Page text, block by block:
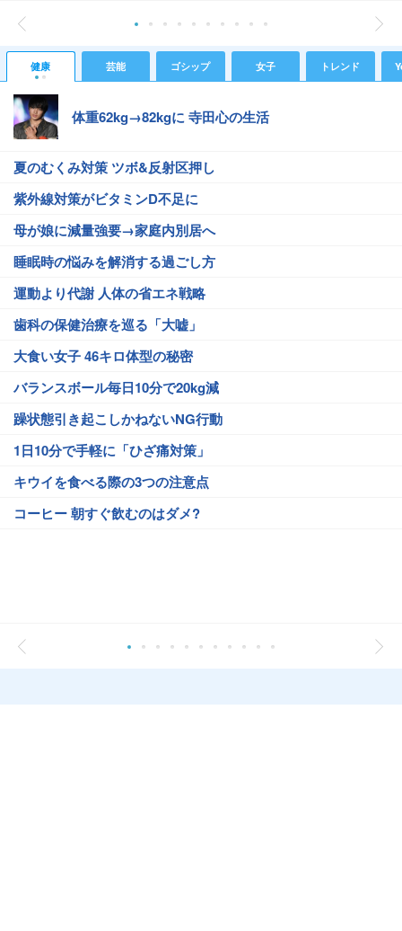
健康 芸能 ゴシップ 女子 トレンド
体重62kg→82kgに 寺田心の生活
夏のむくみ対策 ツボ&反射区押し
紫外線対策がビタミンD不足に
母が娘に減量強要→家庭内別居へ
睡眠時の悩みを解消する過ごし方
運動より代謝 人体の省エネ戦略
歯科の保健治療を巡る「大嘘」
大食い女子 46キロ体型の秘密
バランスボール毎日10分で20kg減
躁状態引き起こしかねないNG行動
1日10分で手軽に「ひざ痛対策」
キウイを食べる際の3つの注意点
コーヒー 朝すぐ飲むのはダメ?